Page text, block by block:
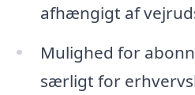
afhængigt af
Mulighed for
særligt for